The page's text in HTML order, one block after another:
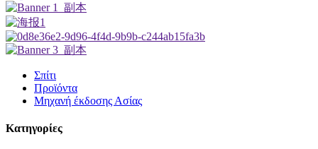
Σπίτι
Προϊόντα
Μηχανή έκδοσης Ασίας
Κατηγορίες